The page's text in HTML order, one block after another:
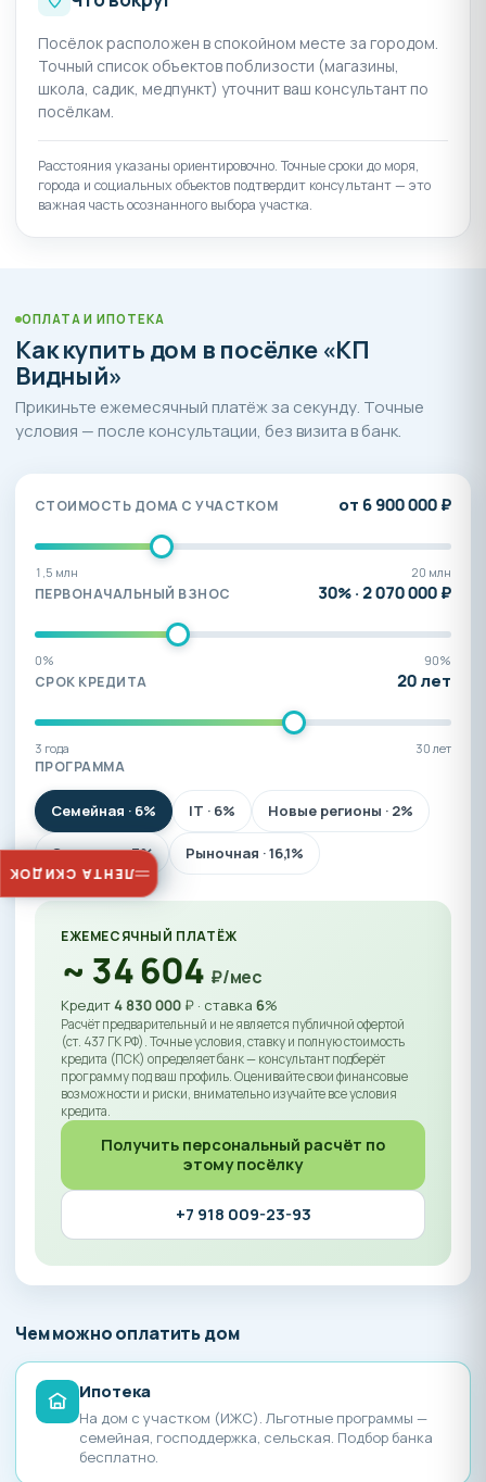
высокотехнологичным оснащением
• Аптеки
• Супермаркет «Магнит»
• Супермаркет «Пятёрочка»
• Парк культуры и отдыха с детскими площадками
• Дом культуры и библиотека с большим читальным
залом и сказочно-красивым детским отделом.
• Спортивные залы для всей семьи
Посёлок расположен в спокойном месте за городом.
Точный список объектов поблизости (магазины,
школа, садик, медпункт) уточнит ваш консультант по
посёлкам.
Расстояния указаны ориентировочно. Точные сроки до моря,
города и социальных объектов подтвердит консультант — это
важная часть осознанного выбора участка.
ОПЛАТА И ИПОТЕКА
Как купить дом в посёлке «КП
Видный»
Прикиньте ежемесячный платёж за секунду. Точные
условия — после консультации, без визита в банк.
СТОИМОСТЬ ДОМА С УЧАСТКОМ от 6 900 000 ₽
1,5 млн 20 млн
ПЕРВОНАЧАЛЬНЫЙ ВЗНОС 30% ·2 070 000₽
0% 90%
СРОК КРЕДИТА 20лет
3 года 30 лет
ПРОГРАММА
Семейная · 6% IT · 6% Новые регионы · 2%
Сельская · 3% Рыночная · 16,1%
ЕЖЕМЕСЯЧНЫЙ ПЛАТЁЖ
~ 34 604 ₽/мес
Кредит4 830 000 ₽ · ставка 6%
Расчёт предварительный и не является публичной офертой
(ст. 437 ГК РФ). Точные условия, ставку и полную стоимость
кредита (ПСК) определяет банк — консультант подберёт
программу под ваш профиль. Оценивайте свои финансовые
возможности и риски, внимательно изучайте все условия
кредита.
Получить персональный расчёт по
этому посёлку
+7 918 009-23-93
Чем можно оплатить дом
Ипотека
На дом с участком (ИЖС). Льготные программы —
семейная, господдержка, сельская. Подбор банка
бесплатно.
ЛЕНТА СКИДОК